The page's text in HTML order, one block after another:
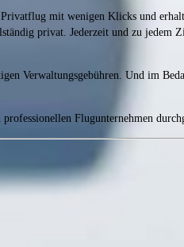
mit wenigen Klicks und
privat. Jederzeit und zu jedem
Verwaltungsgebühren. Und im
Flugunternehmen